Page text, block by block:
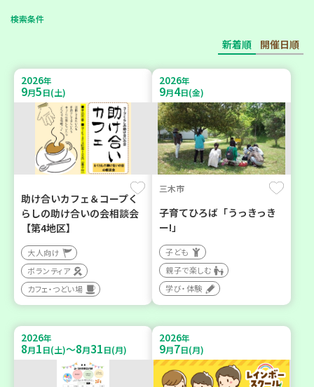
検索条件
新着順 開催日順
2026年
9月5日(土)
助け合いカフェ＆コープく
らしの助け合いの会相談会
【第4地区】
大人向け
ボランティア
カフェ・つどい場
2026年
9月4日(金)
三木市
子育てひろば「うっきっき
ー!」
子ども
親子で楽しむ
学び・体験
2026年
8月1日(土)～8月31日(月)
2026年
9月7日(月)